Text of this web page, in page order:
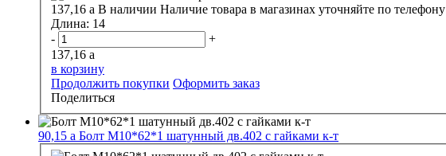
137,16 a В наличии Наличие товара в магазинах уточняйте по телефону
Длина: 14
-
+
137,16 a
в корзину
Продолжить покупки Оформить заказ
Поделиться
90,15 a Болт М10*62*1 шатунный дв.402 с гайками к-т